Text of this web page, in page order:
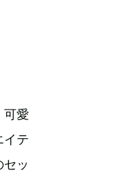
可愛
イテ
ッ